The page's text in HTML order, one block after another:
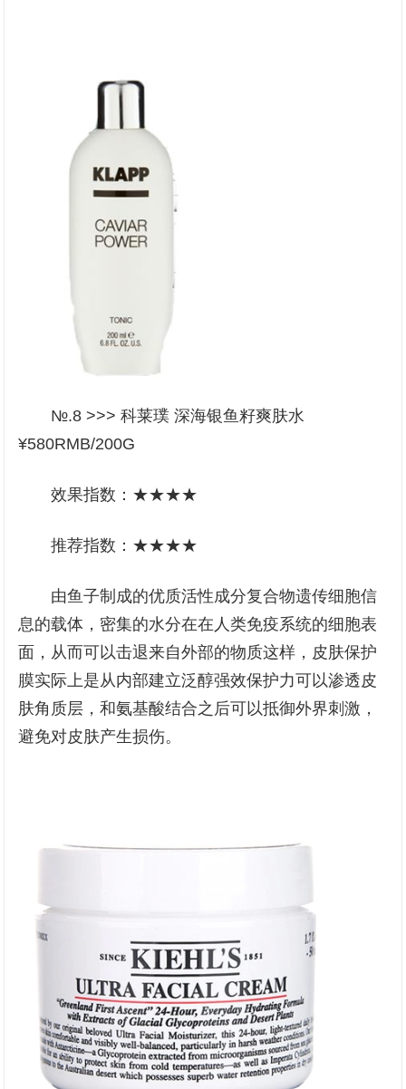
№.8 >>> 科莱璞 深海银鱼籽爽肤水
¥580RMB/200G
效果指数：★★★★
推荐指数：★★★★
由鱼子制成的优质活性成分复合物遗传细胞信
息的载体，密集的水分在在人类免疫系统的细胞表
面，从而可以击退来自外部的物质这样，皮肤保护
膜实际上是从内部建立泛醇强效保护力可以渗透皮
肤角质层，和氨基酸结合之后可以抵御外界刺激，
避免对皮肤产生损伤。